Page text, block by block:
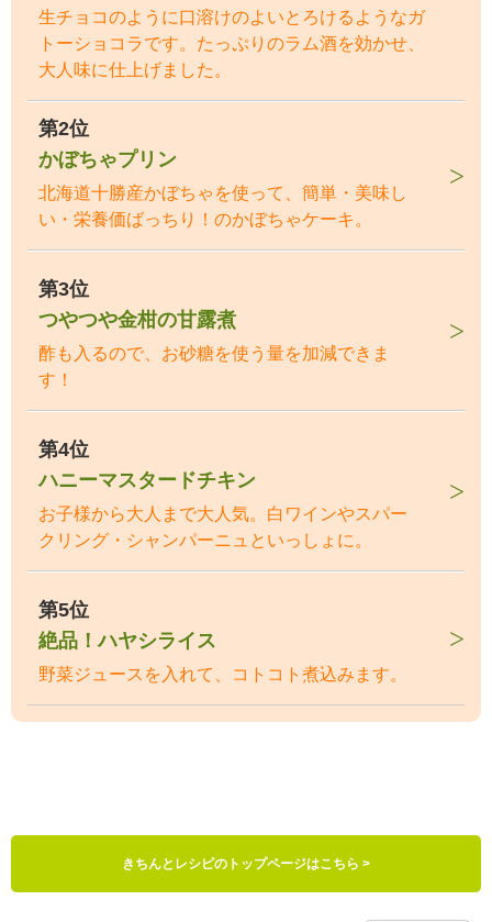
生チョコのように口溶けのよいとろけるようなガ
トーショコラです。たっぷりのラム酒を効かせ、
大人味に仕上げました。
第2位
かぼちゃプリン
北海道十勝産かぼちゃを使って、簡単・美味し
い・栄養価ばっちり！のかぼちゃケーキ。
第3位
つやつや金柑の甘露煮
酢も入るので、お砂糖を使う量を加減できま
す！
第4位
ハニーマスタードチキン
お子様から大人まで大人気。白ワインやスパー
クリング・シャンパーニュといっしょに。
第5位
絶品！ハヤシライス
野菜ジュースを入れて、コトコト煮込みます。
きちんとレシピのトップページはこちら >